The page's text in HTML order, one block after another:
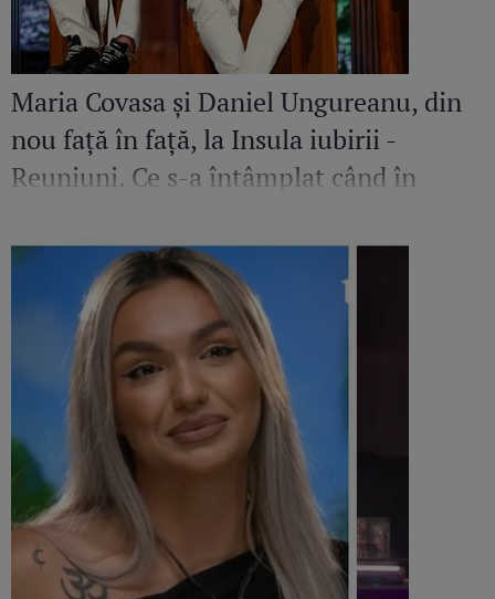
Maria Covasa și Daniel Ungureanu, din
nou față în față, la Insula iubirii -
Reuniuni. Ce s-a întâmplat când în
concurent